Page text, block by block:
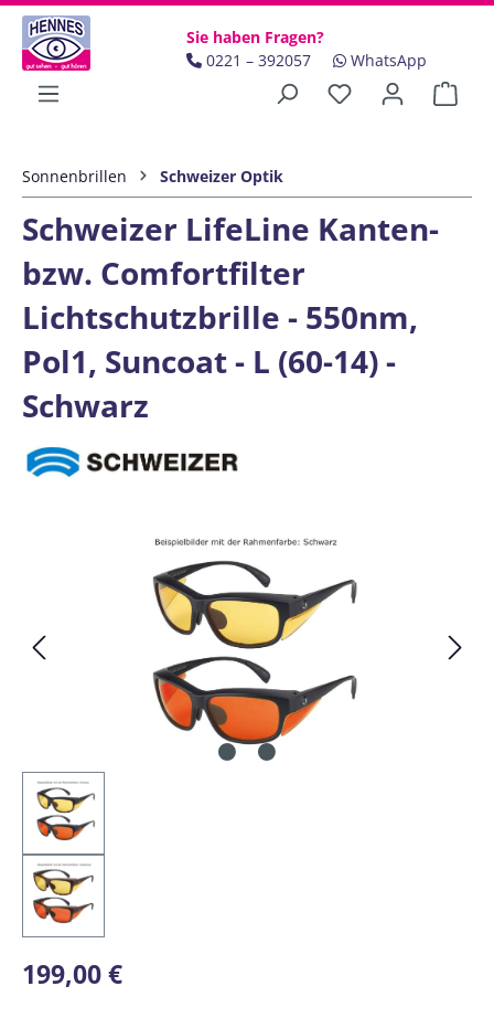
Zum Hauptinhalt springen
Sie haben Fragen?
0221 – 392057
WhatsApp
Sonnenbrillen Schweizer Optik
Schweizer LifeLine Kanten-
bzw. Comfortfilter
Lichtschutzbrille - 550nm,
Pol1, Suncoat - L (60-14) -
Schwarz
Bildergalerie überspringen
Regulärer Preis:
199,00 €